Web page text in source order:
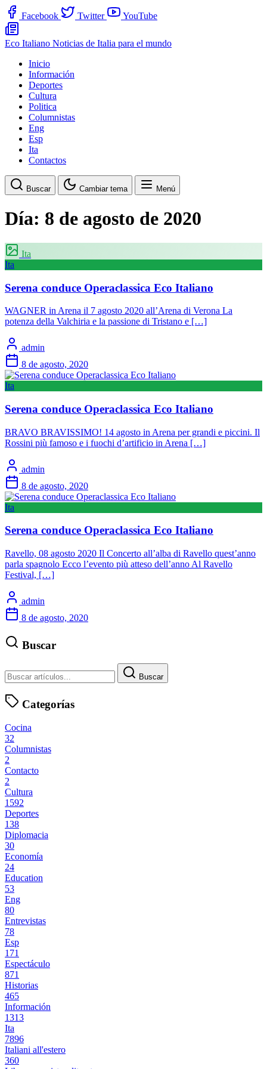
Facebook Twitter YouTube
Eco Italiano Noticias de Italia para el mundo
Inicio
Información
Deportes
Cultura
Politica
Columnistas
Eng
Esp
Ita
Contactos
Buscar Cambiar tema Menú
Día: 8 de agosto de 2020
Ita
Ita
Serena conduce Operaclassica Eco Italiano
WAGNER in Arena il 7 agosto 2020 all’Arena di Verona La
potenza della Valchiria e la passione di Tristano e […]
admin
8 de agosto, 2020
Ita
Serena conduce Operaclassica Eco Italiano
BRAVO BRAVISSIMO! 14 agosto in Arena per grandi e piccini. Il
Rossini più famoso e i fuochi d’artificio in Arena […]
admin
8 de agosto, 2020
Ita
Serena conduce Operaclassica Eco Italiano
Ravello, 08 agosto 2020 Il Concerto all’alba di Ravello quest’anno
parla spagnolo Ecco l’evento più atteso dell’anno Al Ravello
Festival, […]
admin
8 de agosto, 2020
Buscar
Buscar
Categorías
Cocina
32
Columnistas
2
Contacto
2
Cultura
1592
Deportes
138
Diplomacia
30
Economía
24
Education
53
Eng
80
Entrevistas
78
Esp
171
Espectáculo
871
Historias
465
Información
1313
Ita
7896
Italiani all'estero
360